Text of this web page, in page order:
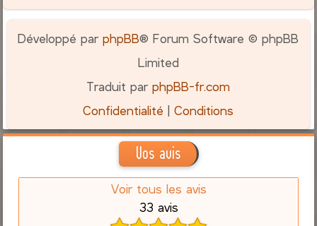
Développé parphpBB® Forum Software © phpBB
Limited
Traduit parphpBB-fr.com
Confidentialité |Conditions
Vos avis
Voir tous les avis
33 avis